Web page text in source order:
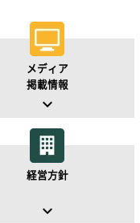
メディア
掲載情報
keyboard_arrow_down
経営方針
keyboard_arrow_down